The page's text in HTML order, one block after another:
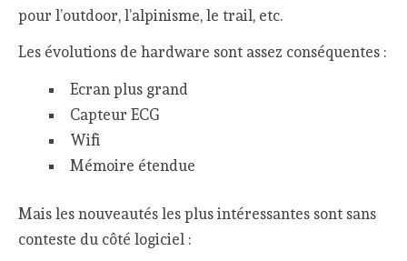
pour l’outdoor, l’alpinisme, le trail, etc.
Les évolutions de hardware sont assez conséquentes :
Ecran plus grand
Capteur ECG
Wifi
Mémoire étendue
Mais les nouveautés les plus intéressantes sont sans
conteste du côté logiciel :